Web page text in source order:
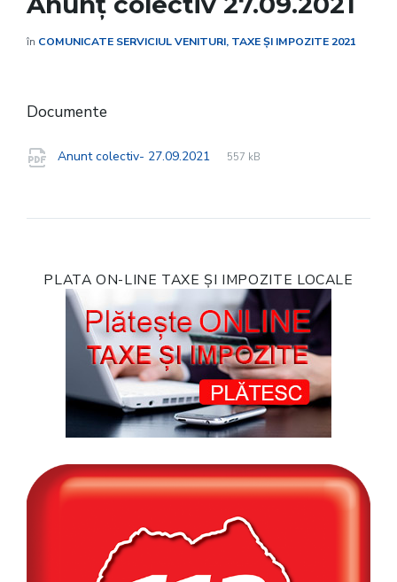
în COMUNICATE SERVICIUL VENITURI, TAXE ȘI IMPOZITE 2021
Documente
Anunt colectiv- 27.09.2021
File
pdf
File
557 kB
PLATA ON-LINE TAXE ȘI IMPOZITE LOCALE